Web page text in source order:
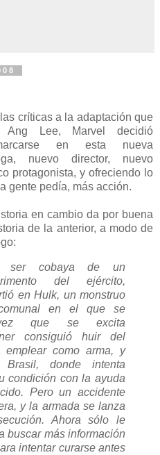
críticas a la adaptación que
Ang Lee, Marvel decidió
en esta nueva
nuevo director, nuevo
protagonista, y ofreciendo lo
gente pedía, más acción.
en cambio da por buena
de la anterior, a modo de
ser cobaya de un
del ejército,
en Hulk, un monstruo
en el que se
que se excita
consiguió huir del
como arma, y
donde intenta
condición con la ayuda
Pero un accidente
y la armada se lanza
Ahora sólo le
buscar más información
intentar curarse antes